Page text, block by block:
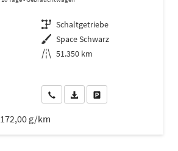
Getriebe Schaltgetriebe
Außenfarbe Space Schwarz
Kilometerstand 51.350 km
Wir rufen Sie anPDF-Datei, Fahrzeugexposé
172,00 g/km